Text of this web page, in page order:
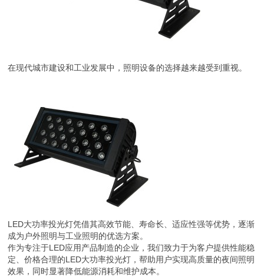
在现代城市建设和工业发展中，照明设备的选择越来越受到重视。
LED大功率投光灯凭借其高效节能、寿命长、适应性强等优势，逐渐
成为户外照明与工业照明的优选方案。
作为专注于LED应用产品制造的企业，我们致力于为客户提供性能稳
定、价格合理的LED大功率投光灯，帮助用户实现高质量的夜间照明
效果，同时显著降低能源消耗和维护成本。